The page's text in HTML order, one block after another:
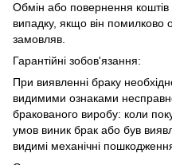
Обмін або повернення
випадку, якщо він помилково
замовляв.
Гарантійні зобов'язання:
При виявленні браку
видимими ознаками
бракованого виробу: коли
умов виник брак або був
видимі механічні